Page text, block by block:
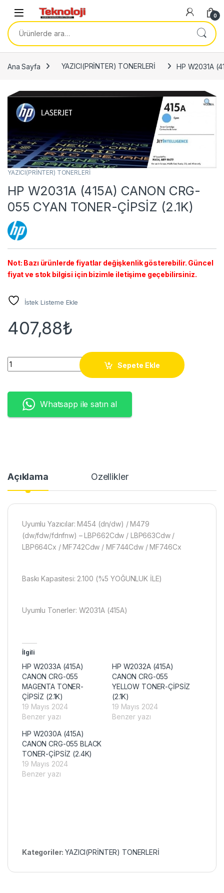
Skip to navigation
0
Ara:
Ana Sayfa YAZICI(PRİNTER) TONERLERİ HP W2031A
YAZICI(PRİNTER) TONERLERİ
HP W2031A (415A) CANON CRG-
055 CYAN TONER-ÇİPSİZ (2.1K)
Not: Bazı ürünlerde fiyatlar değişkenlik gösterebilir. Güncel
fiyat ve stok bilgisi için bizimle iletişime geçebilirsiniz.
İstek Listeme Ekle
407,88₺
HP W2031A (415A) CANON CRG-055 CYAN TONER-ÇİPSİZ
Sepete Ekle
Whatsapp ile satın al
Açıklama Özellikler
Uyumlu Yazıcılar: M454 (dn/dw) / M479
(dw/fdw/fdnfnw) – LBP662Cdw / LBP663Cdw /
LBP664Cx / MF742Cdw / MF744Cdw / MF746Cx
Baskı Kapasitesi: 2.100 (%5 YOĞUNLUK İLE)
Uyumlu Tonerler: W2031A (415A)
İlgili
HP W2033A (415A)
CANON CRG-055
MAGENTA TONER-
ÇİPSİZ (2.1K)
19 Mayıs 2024
Benzer yazı
HP W2032A (415A)
CANON CRG-055
YELLOW TONER-ÇİPSİZ
(2.1K)
19 Mayıs 2024
Benzer yazı
HP W2030A (415A)
CANON CRG-055 BLACK
TONER-ÇİPSİZ (2.4K)
19 Mayıs 2024
Benzer yazı
Kategoriler:YAZICI(PRİNTER) TONERLERİ